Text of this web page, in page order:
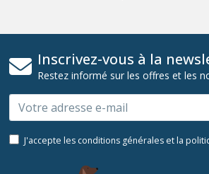
Inscrivez-vous à la
Restez informé sur les offres et les
Email
J'accepte les conditions générales et la